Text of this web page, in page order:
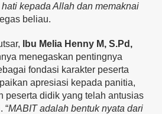
hati kepada Allah dan memaknai
beliau.
Ibu Melia Henny M, S.Pd,
menegaskan pentingnya
fondasi karakter peserta
apresiasi kepada panitia,
peserta didik yang telah antusias
“MABITadalah bentuknyata dari